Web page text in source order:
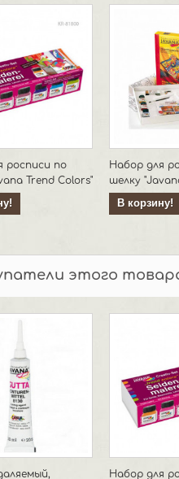
росписи по
Trend Colors"
Набор для
шелку
В корзину!
этого
Набор для